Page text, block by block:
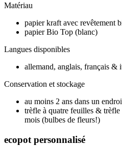
Matériau
papier kraft avec revêtement
papier Bio Top (blanc)
Langues disponibles
allemand, anglais, français &
Conservation et stockage
au moins 2 ans dans un
trèfle à quatre feuilles &
mois (bulbes de fleurs!)
ecopot personnalisé